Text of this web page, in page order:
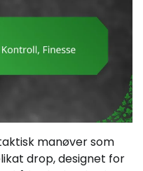
manøver som
drop, designet for